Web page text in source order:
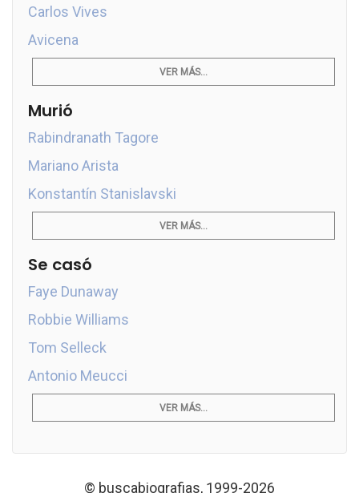
Carlos Vives
Avicena
VER MÁS...
Murió
Rabindranath Tagore
Mariano Arista
Konstantín Stanislavski
VER MÁS...
Se casó
Faye Dunaway
Robbie Williams
Tom Selleck
Antonio Meucci
VER MÁS...
© buscabiografias, 1999-2026